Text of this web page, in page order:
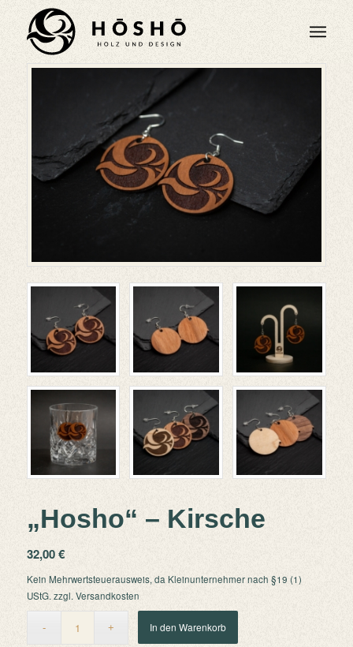
„Hosho“ – Kirsche
32,00€
Kein Mehrwertsteuerausweis, da Kleinunternehmer nach §19 (1)
UStG. zzgl. Versandkosten
In den Warenkorb